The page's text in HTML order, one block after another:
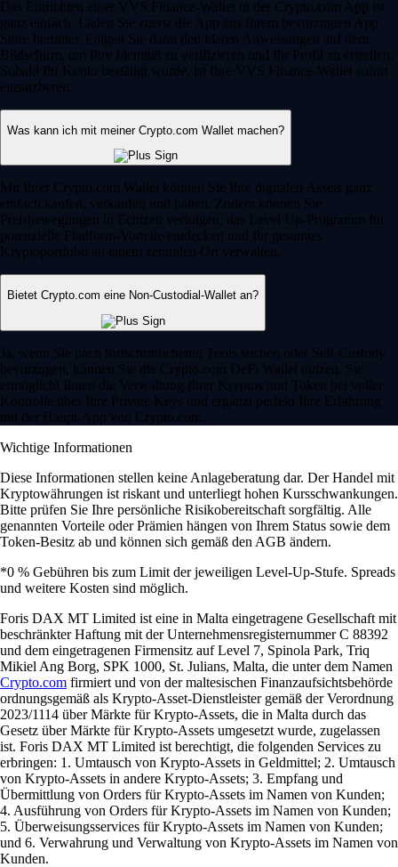
Das Einrichten einer VVS Finance-Wallet in der Crypto.com App ist
ganz einfach. Laden Sie zuerst die App aus Ihrem bevorzugten App
Store herunter. Folgen Sie dann den klaren Anweisungen auf dem
Bildschirm, um Ihre Identität zu verifizieren und Ihr Profil zu erstellen.
Sobald Ihr Konto bestätigt wurde, ist Ihre VVS Finance-Wallet sofort
einsatzbereit.
Was kann ich mit meiner Crypto.com Wallet machen?
Mit Ihrer Crypto.com Wallet können Sie Ihre digitalen Assets ganz
einfach kaufen, verkaufen und halten. Zudem können Sie
Preisbewegungen in Echtzeit verfolgen, das Level Up-Programm für
potenzielle Plattform-Vorteile entdecken und Ihr gesamtes
Kryptoportfolio an einem zentralen Ort verwalten.
Bietet Crypto.com eine Non-Custodial-Wallet an?
Ja, wenn Sie nach fortschrittlicheren Tools suchen oder Self-Custody
bevorzugen, können Sie die Crypto.com DeFi Wallet nutzen. Sie
ermöglicht Ihnen die Verwaltung Ihrer Kryptos und Token bei voller
Kontrolle über Ihre Private Keys und ergänzt perfekt Ihre Erfahrung
mit der Haupt-App von Crypto.com.
Wichtige Informationen
Diese Informationen stellen keine Anlageberatung dar. Der Handel mit
Kryptowährungen ist riskant und unterliegt hohen Kursschwankungen.
Bitte prüfen Sie Ihre persönliche Risikobereitschaft sorgfältig. Alle
genannten Vorteile oder Prämien hängen von Ihrem Status sowie dem
Token-Besitz ab und können sich gemäß den AGB ändern.
*0 % Gebühren bis zum Limit der jeweiligen Level-Up-Stufe. Spreads
und weitere Kosten sind möglich.
Foris DAX MT Limited ist eine in Malta eingetragene Gesellschaft mit
beschränkter Haftung mit der Unternehmensregisternummer C 88392
und dem eingetragenen Firmensitz auf Level 7, Spinola Park, Triq
Mikiel Ang Borg, SPK 1000, St. Julians, Malta, die unter dem Namen
Crypto.com firmiert und von der maltesischen Finanzaufsichtsbehörde
ordnungsgemäß als Krypto-Asset-Dienstleister gemäß der Verordnung
2023/1114 über Märkte für Krypto-Assets, die in Malta durch das
Gesetz über Märkte für Krypto-Assets umgesetzt wurde, zugelassen
ist. Foris DAX MT Limited ist berechtigt, die folgenden Services zu
erbringen: 1. Umtausch von Krypto-Assets in Geldmittel; 2. Umtausch
von Krypto-Assets in andere Krypto-Assets; 3. Empfang und
Übermittlung von Orders für Krypto-Assets im Namen von Kunden;
4. Ausführung von Orders für Krypto-Assets im Namen von Kunden;
5. Überweisungsservices für Krypto-Assets im Namen von Kunden;
und 6. Verwahrung und Verwaltung von Krypto-Assets im Namen von
Kunden.